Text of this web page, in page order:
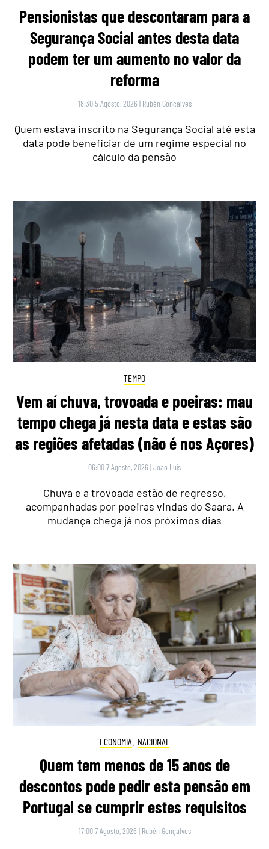
Pensionistas que descontaram para a
Segurança Social antes desta data
podem ter um aumento no valor da
reforma
18:30 5 Agosto, 2026 | Rubén Gonçalves
Quem estava inscrito na Segurança Social até esta
data pode beneficiar de um regime especial no
cálculo da pensão
TEMPO
Vem aí chuva, trovoada e poeiras: mau
tempo chega já nesta data e estas são
as regiões afetadas (não é nos Açores)
06:00 7 Agosto, 2026 |João Luís
Chuva e a trovoada estão de regresso,
acompanhadas por poeiras vindas do Saara. A
mudança chega já nos próximos dias
ECONOMIA , NACIONAL
Quem tem menos de 15 anos de
descontos pode pedir esta pensão em
Portugal se cumprir estes requisitos
17:00 7 Agosto, 2026 | Rubén Gonçalves